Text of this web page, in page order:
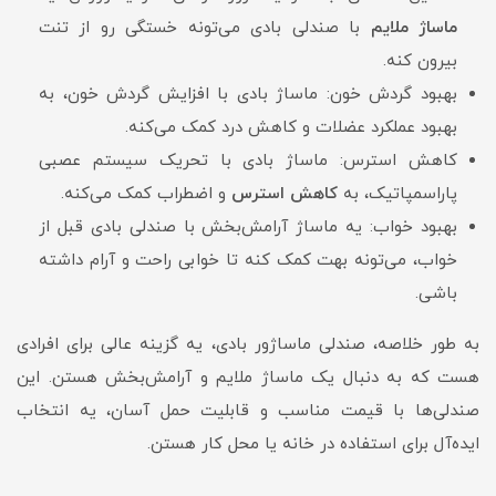
ماساژ ملایم با صندلی بادی می‌تونه خستگی رو از تنت
بیرون کنه.
بهبود گردش خون: ماساژ بادی با افزایش گردش خون، به
بهبود عملکرد عضلات و کاهش درد کمک می‌کنه.
کاهش استرس: ماساژ بادی با تحریک سیستم عصبی
پاراسمپاتیک، به کاهش استرس و اضطراب کمک می‌کنه.
بهبود خواب: یه ماساژ آرامش‌بخش با صندلی بادی قبل از
خواب، می‌تونه بهت کمک کنه تا خوابی راحت و آرام داشته
باشی.
به طور خلاصه، صندلی ماساژور بادی، یه گزینه عالی برای افرادی
هست که به دنبال یک ماساژ ملایم و آرامش‌بخش هستن. این
صندلی‌ها با قیمت مناسب و قابلیت حمل آسان، یه انتخاب
ایده‌آل برای استفاده در خانه یا محل کار هستن.